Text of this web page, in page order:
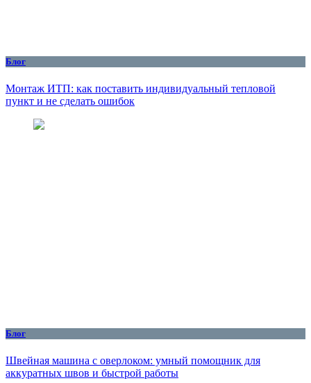
Блог
Монтаж ИТП: как поставить индивидуальный тепловой
пункт и не сделать ошибок
Блог
Швейная машина с оверлоком: умный помощник для
аккуратных швов и быстрой работы